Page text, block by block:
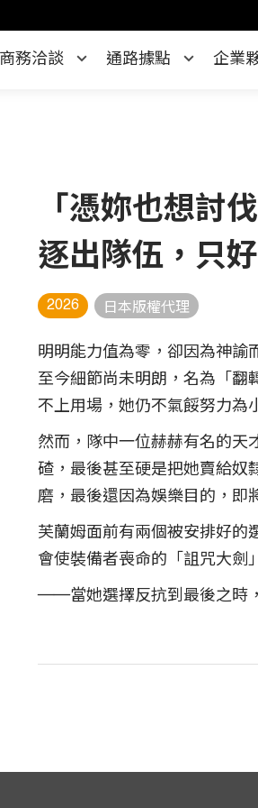
商務洽談 通路據點 企業
「憑妳也想討
逐出隊伍，只
2026 日本版權代理
明明能力值為零，卻因為神諭
至今細節尚未明朗，名為「翻
不上用場，她仍不氣餒努力為
然而，隊中一位赫赫有名的天
碴，最後甚至硬是把她賣給奴
磨，最後還因為娛樂目的，即
芙蘭姆面前有兩個被安排好的
會使裝備者喪命的「詛咒大劍
──當她選擇反抗到最後之時